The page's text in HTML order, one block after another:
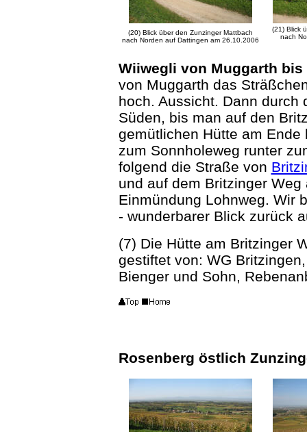
(20) Blick über den Zunzinger Mattbach
nach Norden auf Dattingen am 26.10.2006
(21) Blick
nach
Wiiwegli von Muggarth
von Muggarth das
hoch. Aussicht. Dann durch
Süden, bis man auf den
gemütlichen Hütte am
zum Sonnholeweg runter
folgend die Straße von
und auf dem Britzinger
Einmündung Lohnweg. Wir
- wunderbarer Blick zurück
(7) Die Hütte am Britzinger
gestiftet von: WG
Bienger und Sohn,
Rosenberg östlich